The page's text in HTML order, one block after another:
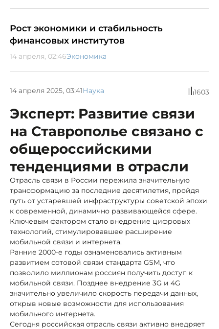
Рост экономики и стабильность
финансовых институтов
14 апреля, 02:46Экономика
14 апреля 2025, 03:41Наука 1603
Эксперт: Развитие связи
на Ставрополье связано с
общероссийскими
тенденциями в отрасли
Отрасль связи в России пережила значительную
трансформацию за последние десятилетия, пройдя
путь от устаревшей инфраструктуры советской эпохи
к современной, динамично развивающейся сфере.
Ключевым фактором стало внедрение цифровых
технологий, стимулировавшее расширение
мобильной связи и интернета.
Ранние 2000-е годы ознаменовались активным
развитием сотовой связи стандарта GSM, что
позволило миллионам россиян получить доступ к
мобильной связи. Позднее внедрение 3G и 4G
значительно увеличило скорость передачи данных,
открыв новые возможности для использования
мобильного интернета.
Сегодня российская отрасль связи активно внедряет